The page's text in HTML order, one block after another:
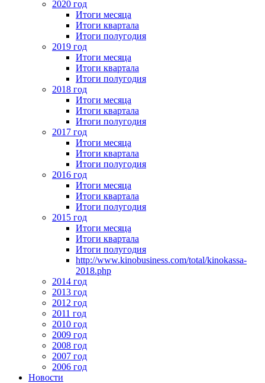
2020 год
Итоги месяца
Итоги квартала
Итоги полугодия
2019 год
Итоги месяца
Итоги квартала
Итоги полугодия
2018 год
Итоги месяца
Итоги квартала
Итоги полугодия
2017 год
Итоги месяца
Итоги квартала
Итоги полугодия
2016 год
Итоги месяца
Итоги квартала
Итоги полугодия
2015 год
Итоги месяца
Итоги квартала
Итоги полугодия
http://www.kinobusiness.com/total/kinokassa-
2018.php
2014 год
2013 год
2012 год
2011 год
2010 год
2009 год
2008 год
2007 год
2006 год
Новости